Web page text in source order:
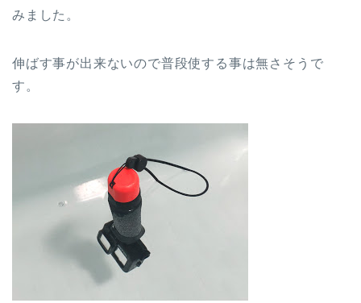
みました。
伸ばす事が出来ないので普段使する事は無さそうで
す。